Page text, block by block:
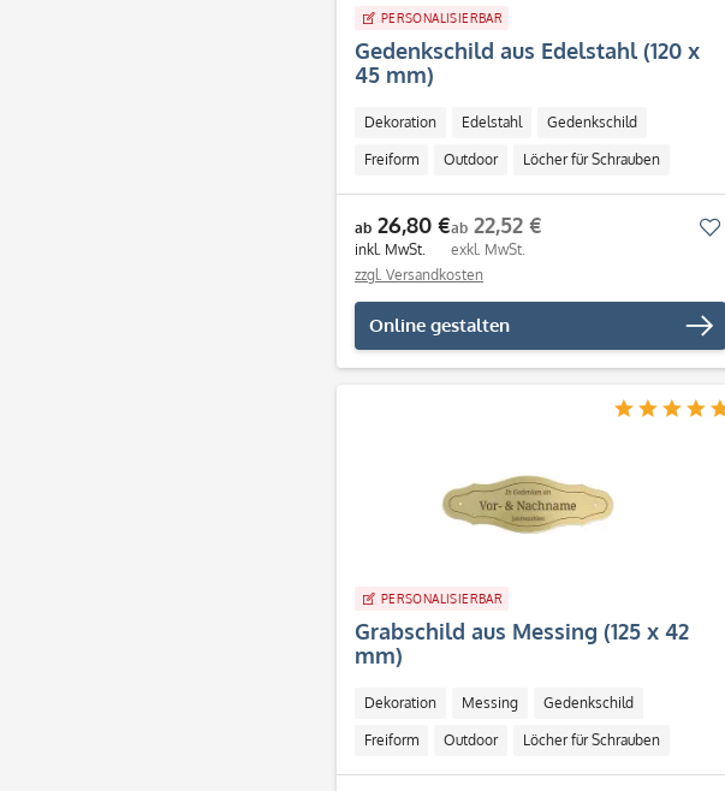
PERSONALISIERBAR
Gedenkschild aus Edelstahl (120 x
45 mm)
Dekoration Edelstahl Gedenkschild
Freiform Outdoor Löcher für Schrauben
ab 26,80 €
inkl. MwSt.
ab 22,52 €
exkl. MwSt.
zzgl. Versandkosten
Online gestalten
PERSONALISIERBAR
Grabschild aus Messing (125 x 42
mm)
Dekoration Messing Gedenkschild
Freiform Outdoor Löcher für Schrauben